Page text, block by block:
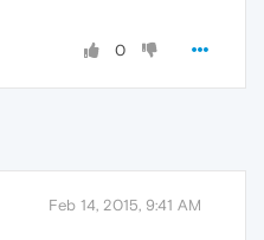
0
Feb 14, 2015, 9:41 AM